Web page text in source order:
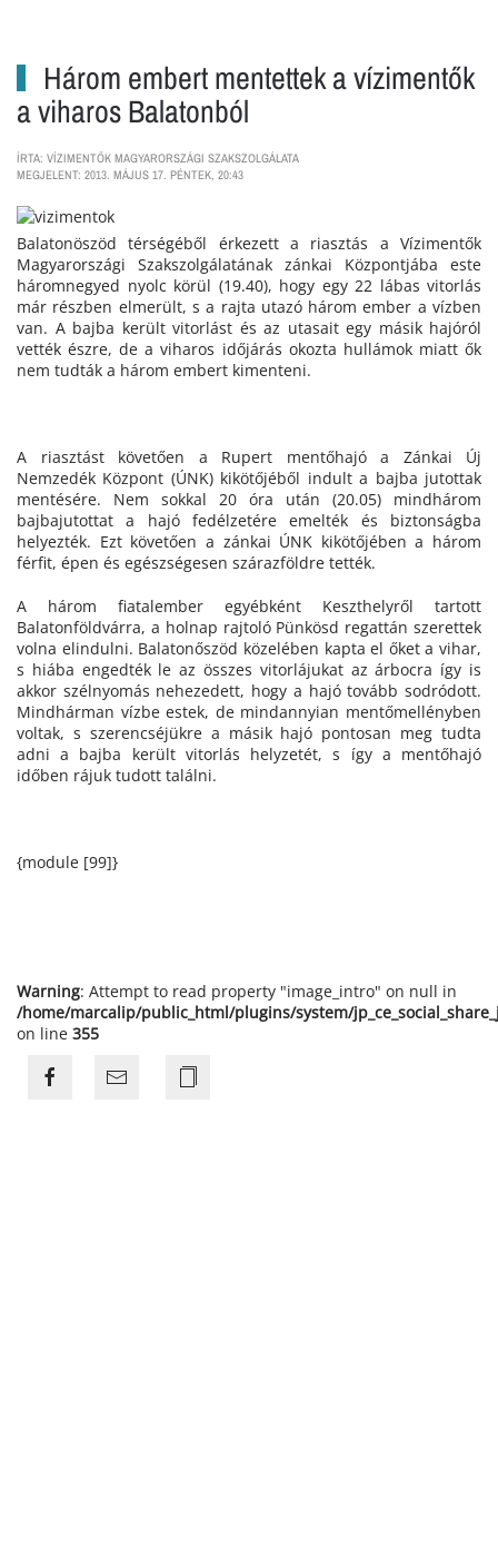
Három embert mentettek a vízimentők
a viharos Balatonból
ÍRTA: VÍZIMENTŐK MAGYARORSZÁGI SZAKSZOLGÁLATA
MEGJELENT: 2013. MÁJUS 17. PÉNTEK, 20:43
Balatonöszöd térségéből érkezett a riasztás a Vízimentők
Magyarországi Szakszolgálatának zánkai Központjába este
háromnegyed nyolc körül (19.40), hogy egy 22 lábas vitorlás
már részben elmerült, s a rajta utazó három ember a vízben
van. A bajba került vitorlást és az utasait egy másik hajóról
vették észre, de a viharos időjárás okozta hullámok miatt ők
nem tudták a három embert kimenteni.
A riasztást követően a Rupert mentőhajó a Zánkai Új
Nemzedék Központ (ÚNK) kikötőjéből indult a bajba jutottak
mentésére. Nem sokkal 20 óra után (20.05) mindhárom
bajbajutottat a hajó fedélzetére emelték és biztonságba
helyezték. Ezt követően a zánkai ÚNK kikötőjében a három
férfit, épen és egészségesen szárazföldre tették.
A három fiatalember egyébként Keszthelyről tartott
Balatonföldvárra, a holnap rajtoló Pünkösd regattán szerettek
volna elindulni. Balatonőszöd közelében kapta el őket a vihar,
s hiába engedték le az összes vitorlájukat az árbocra így is
akkor szélnyomás nehezedett, hogy a hajó tovább sodródott.
Mindhárman vízbe estek, de mindannyian mentőmellényben
voltak, s szerencséjükre a másik hajó pontosan meg tudta
adni a bajba került vitorlás helyzetét, s így a mentőhajó
időben rájuk tudott találni.
{module [99]}
Warning: Attempt to read property "image_intro" on null in
/home/marcalip/public_html/plugins/system/
on line 355